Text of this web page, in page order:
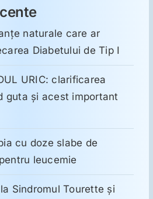
naturale care ar
Diabetului de Tip I
URIC: clarificarea
guta și acest important
cu doze slabe de
leucemie
la Sindromul Tourette şi